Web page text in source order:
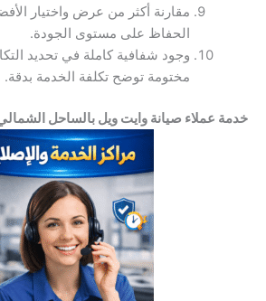
مقارنة أكثر من عرض واختيار
الحفاظ على مستوى الجودة.
وجود شفافية كاملة في تحديد
مختومة توضح تكلفة الخدمة بدقة.
خدمة عملاء صيانة وايت ويل بالساحل